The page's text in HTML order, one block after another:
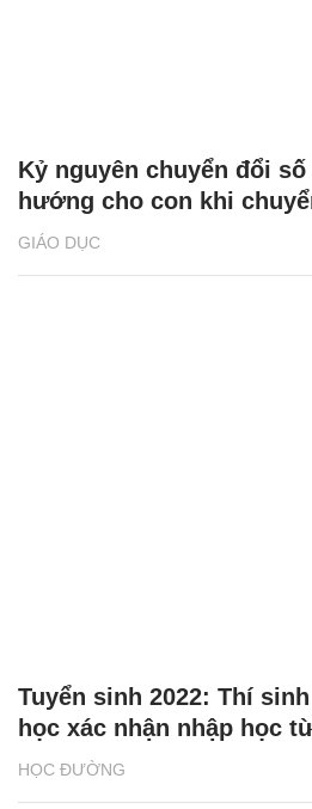
GIÁO DỤC
Kỷ nguyên chuyển đổi
hướng cho con khi
HỌC ĐƯỜNG
Tuyển sinh 2022: Thí
học xác nhận nhập học